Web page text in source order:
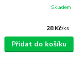
28 Kč/ks
Skladem
Přidat do košíku